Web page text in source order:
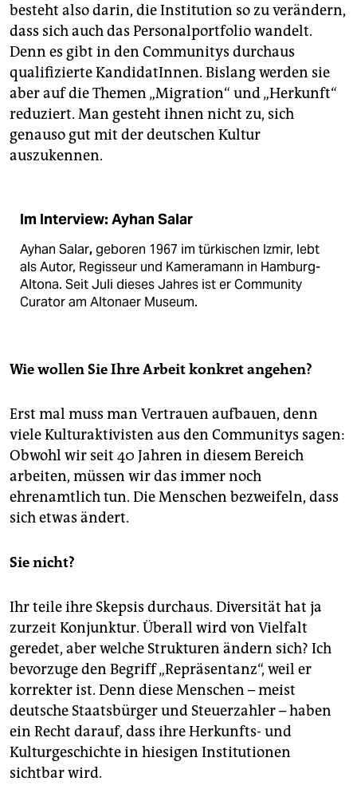
besteht also darin, die Institution so zu verändern,
dass sich auch das Personalportfolio wandelt.
Denn es gibt in den Communitys durchaus
qualifizierte KandidatInnen. Bislang werden sie
aber auf die Themen „Migration“ und „Herkunft“
reduziert. Man gesteht ihnen nicht zu, sich
genauso gut mit der deutschen Kultur
auszukennen.
Im Interview: Ayhan Salar
Ayhan Salar,geboren 1967 im türkischen Izmir, lebt
als Autor, Regisseur und Kameramann in Hamburg-
Altona. Seit Juli dieses Jahres ist er Community
Curator am Altonaer Museum.
Wie wollen Sie Ihre Arbeit konkret angehen?
Erst mal muss man Vertrauen aufbauen, denn
viele Kulturaktivisten aus den Communitys sagen:
Obwohl wir seit 40 Jahren in diesem Bereich
arbeiten, müssen wir das immer noch
ehrenamtlich tun. Die Menschen bezweifeln, dass
sich etwas ändert.
Sie nicht?
Ihr teile ihre Skepsis durchaus. Diversität hat ja
zurzeit Konjunktur. Überall wird von Vielfalt
geredet, aber welche Strukturen ändern sich? Ich
bevorzuge den Begriff „Repräsentanz“, weil er
korrekter ist. Denn diese Menschen – meist
deutsche Staatsbürger und Steuerzahler – haben
ein Recht darauf, dass ihre Herkunfts- und
Kulturgeschichte in hiesigen Institutionen
sichtbar wird.